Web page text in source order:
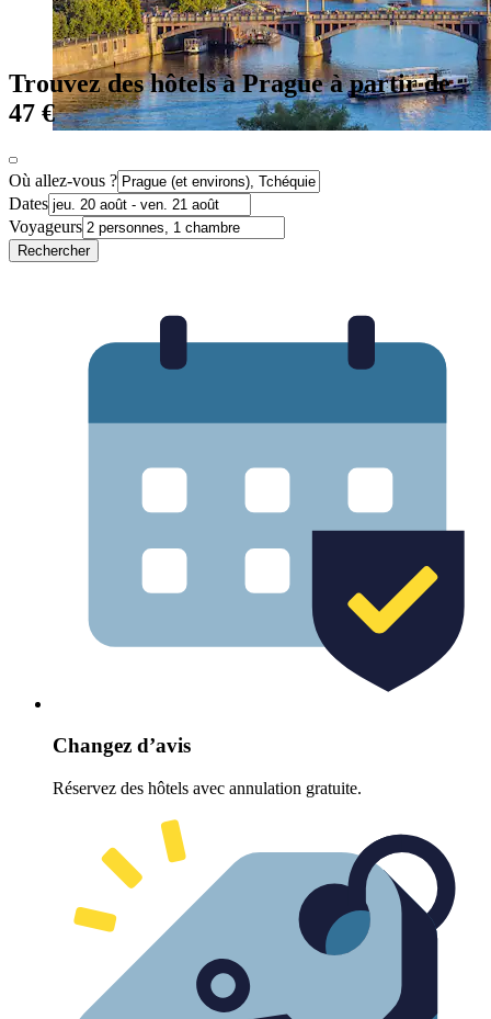
Trouvez des hôtels à Prague à partir de
47 €
Où allez-vous ?
Dates
Voyageurs
Rechercher
Changez d’avis
Réservez des hôtels avec annulation gratuite.